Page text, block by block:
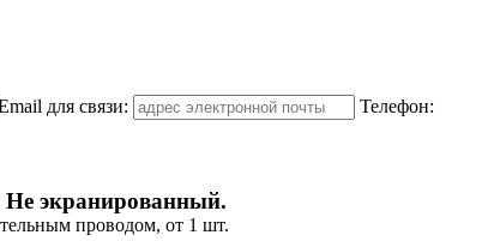
для связи: Телефон:
Не экранированный.
проводом, от 1 шт.